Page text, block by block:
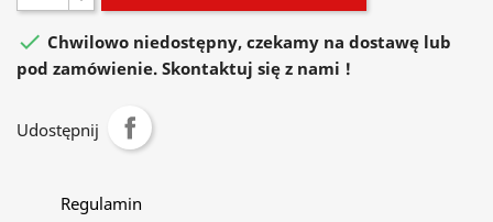
 Chwilowo niedostępny, czekamy na dostawę lub
pod zamówienie. Skontaktuj się z nami !
Udostępnij
Regulamin